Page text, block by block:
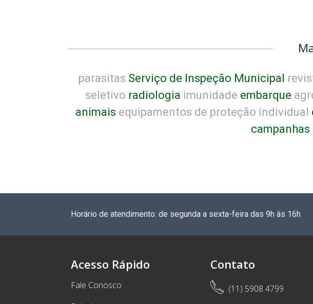
parasitas Serviço de Inspeção Municipal
seletivo radiologia imunidade embarque
animais equipamentos de proteção individual
campanhas
Horário de atendimento: de segunda a sexta-feira das 9h às 16h
Acesso Rápido
Fale Conosco
Contato
(11) 5908 4799